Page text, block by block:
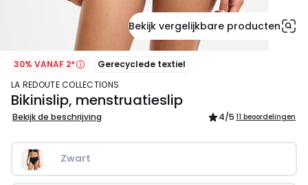
Bekijk vergelijkbare producten
30% VANAF 2*
Gerecyclede textiel
LA REDOUTE COLLECTIONS
Bikinislip, menstruatieslip
Bekijk de beschrijving 4/5 11 beoordelingen
Zwart